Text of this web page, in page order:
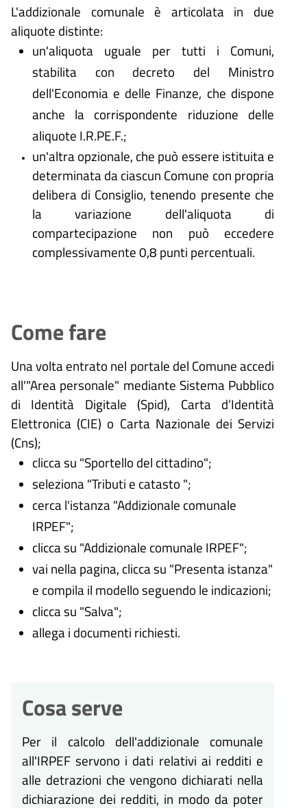
L'addizionale comunale è articolata in due
aliquote distinte:
un'aliquota uguale per tutti i Comuni,
stabilita con decreto del Ministro
dell'Economia e delle Finanze, che dispone
anche la corrispondente riduzione delle
aliquote I.R.PE.F.;
un'altra opzionale, che può essere istituita e
determinata da ciascun Comune con propria
delibera di Consiglio, tenendo presente che
la variazione dell'aliquota di
compartecipazione non può eccedere
complessivamente 0,8 punti percentuali.
Come fare
Una volta entrato nel portale del Comune accedi
all'"Area personale" mediante Sistema Pubblico
di Identità Digitale (Spid), Carta d’Identità
Elettronica (CIE) o Carta Nazionale dei Servizi
(Cns);
clicca su "Sportello del cittadino";
seleziona "Tributi e catasto ";
cerca l'istanza "Addizionale comunale
IRPEF";
clicca su "Addizionale comunale IRPEF";
vai nella pagina, clicca su "Presenta istanza"
e compila il modello seguendo le indicazioni;
clicca su "Salva";
allega i documenti richiesti.
Cosa serve
Per il calcolo dell'addizionale comunale
all'IRPEF servono i dati relativi ai redditi e
alle detrazioni che vengono dichiarati nella
dichiarazione dei redditi, in modo da poter